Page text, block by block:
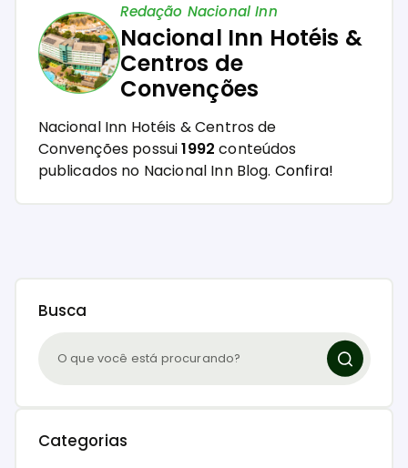
Redação Nacional Inn
Nacional Inn Hotéis &
Centros de
Convenções
Nacional Inn Hotéis & Centros de
Convenções possui1992 conteúdos
publicados no Nacional Inn Blog. Confira!
Busca
Categorias